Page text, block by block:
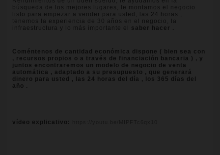
búsqueda de los mejores lugares, le montamos el negocio
listo para empezar a vender para usted, las 24 horas ,
tenemos la experiencia de 30 años en el negocio, la
infraestructura y lo más importante el saber hacer .
Coméntenos de cantidad económica dispone ( bien sea con
, recursos propios o a través de financiación bancaria ) , y
juntos encontraremos un modelo de negocio de venta
automática , adaptado a su presupuesto , que generará
dinero para usted , las 24 horas del día , los 365 días del
año .
vídeo explicativo: